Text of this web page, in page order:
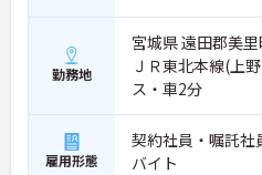
勤務地
宮城県 遠田郡美
ＪＲ東北本線(上
ス・車2分
雇用形態
契約社員・嘱託社
バイト